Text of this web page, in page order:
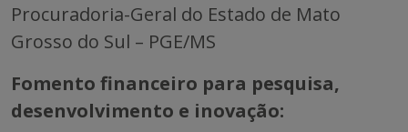
Procuradoria-Geral do Estado de Mato
Grosso do Sul – PGE/MS
Fomento financeiro para pesquisa,
desenvolvimento e inovação: